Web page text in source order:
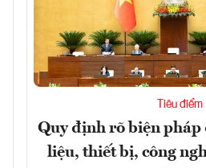
Tiêu điểm
Quy định rõ biện pháp
liệu, thiết bị, công